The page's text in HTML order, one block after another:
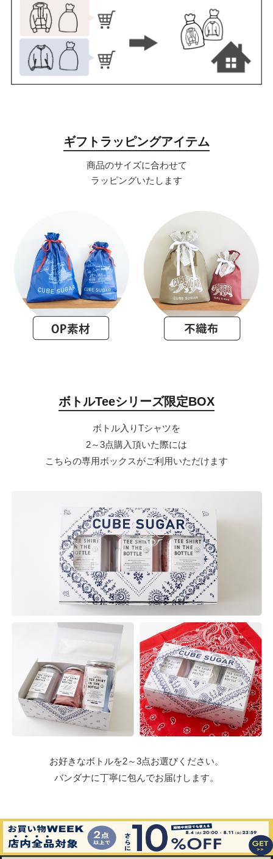
ギフトラッピングアイテム
商品のサイズに合わせて
ラッピングいたします
ボトルTeeシリーズ限定BOX
ボトル入りTシャツを
2～3点購入頂いた際には
こちらの専用ボックスがご利用いただけます
お好きなボトルを2～3点お選びください。
バンダナに丁寧に包んでお届けします。